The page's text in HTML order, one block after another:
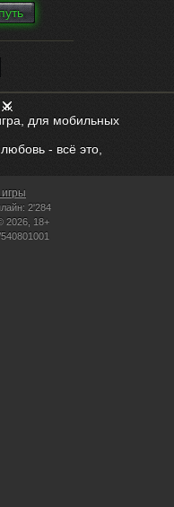
для мобильных
- всё это,
2'284
18+